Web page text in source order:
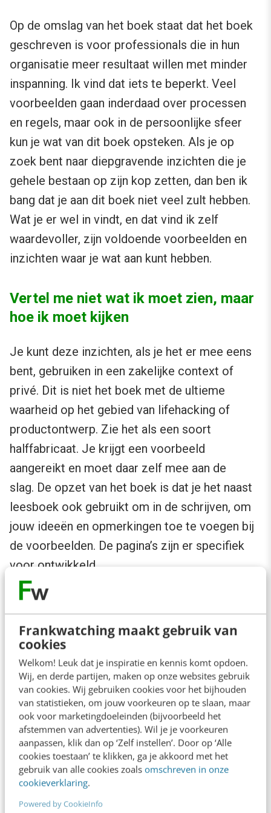
Frankwatching maakt gebruik van
cookies
Welkom! Leuk dat je inspiratie en kennis komt opdoen.
Wij, en derde partijen, maken op onze websites gebruik
van cookies. Wij gebruiken cookies voor het bijhouden
van statistieken, om jouw voorkeuren op te slaan, maar
ook voor marketingdoeleinden (bijvoorbeeld het
afstemmen van advertenties). Wil je je voorkeuren
aanpassen, klik dan op ‘Zelf instellen’. Door op ‘Alle
cookies toestaan’ te klikken, ga je akkoord met het
gebruik van alle cookies zoals omschreven in onze
cookieverklaring.
Powered by CookieInfo
Op de omslag van het boek staat dat het boek
geschreven is voor professionals die in hun
organisatie meer resultaat willen met minder
inspanning. Ik vind dat iets te beperkt. Veel
voorbeelden gaan inderdaad over processen
en regels, maar ook in de persoonlijke sfeer
kun je wat van dit boek opsteken. Als je op
zoek bent naar diepgravende inzichten die je
gehele bestaan op zijn kop zetten, dan ben ik
bang dat je aan dit boek niet veel zult hebben.
Wat je er wel in vindt, en dat vind ik zelf
waardevoller, zijn voldoende voorbeelden en
inzichten waar je wat aan kunt hebben.
Vertel me niet wat ik moet zien, maar
hoe ik moet kijken
Je kunt deze inzichten, als je het er mee eens
bent, gebruiken in een zakelijke context of
privé. Dit is niet het boek met de ultieme
waarheid op het gebied van lifehacking of
productontwerp. Zie het als een soort
halffabricaat. Je krijgt een voorbeeld
aangereikt en moet daar zelf mee aan de
slag. De opzet van het boek is dat je het naast
leesboek ook gebruikt om in de schrijven, om
jouw ideeën en opmerkingen toe te voegen bij
de voorbeelden. De pagina’s zijn er specifiek
voor ontwikkeld.
Indeling
In het boek
kom je
zowel verhalen, als tools en voorbeelden
tegen, 69 stuks in totaal. Op deze manier
illustreert de auteur de vier kerngedachten.
Onder aan iedere pagina vind je een tweet die
de boodschap nog compacter
weergeeft. Sowieso is dit niet het boek van de